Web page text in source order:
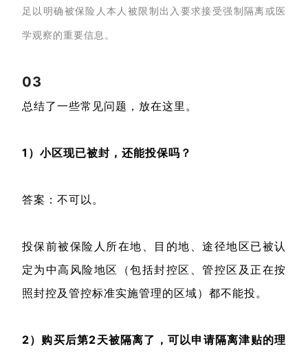
足以明确被保险人本人被限制出入要求接受强制隔离或医
学观察的重要信息。
03
总结了一些常见问题，放在这里。
1）小区现已被封，还能投保吗？
答案：不可以。
投保前被保险人所在地、目的地、途径地区已被认
定为中高风险地区（包括封控区、管控区及正在按
照封控及管控标准实施管理的区域）都不能投。
2）购买后第2天被隔离了，可以申请隔离津贴的理